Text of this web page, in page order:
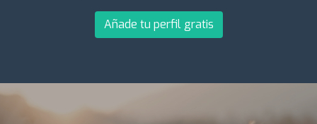
Añade tu perfil gratis